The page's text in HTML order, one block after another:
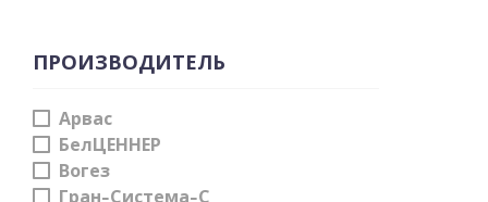
ПРОИЗВОДИТЕЛЬ
Арвас
БелЦЕННЕР
Вогез
Гран-Система-С